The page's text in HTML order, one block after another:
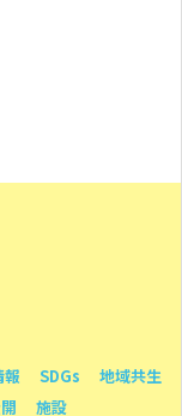
報 SDGs
地域共生
施設